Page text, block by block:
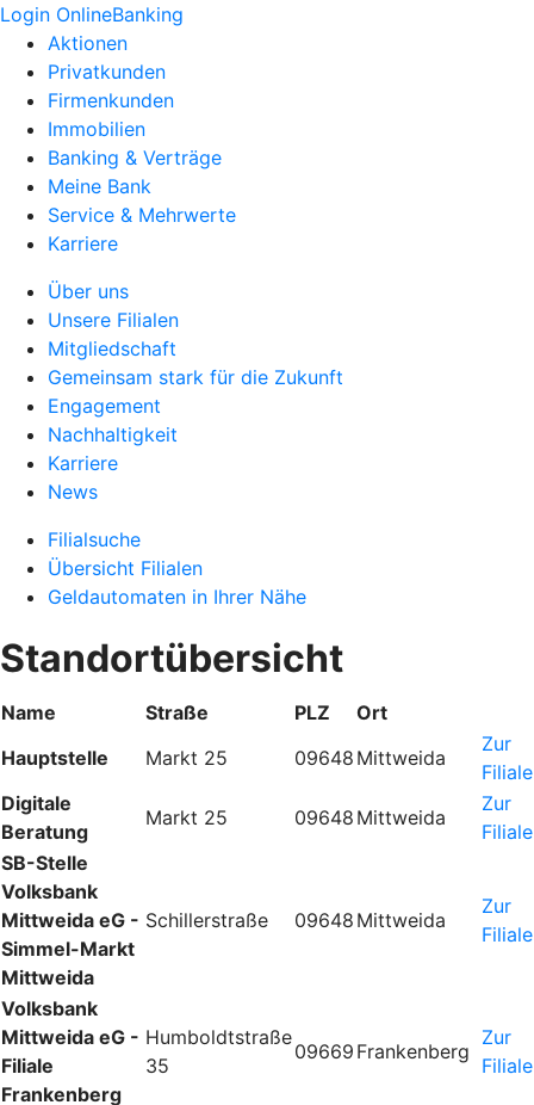
Login OnlineBanking
Aktionen
Privatkunden
Firmenkunden
Immobilien
Banking & Verträge
Meine Bank
Service & Mehrwerte
Karriere
Über uns
Unsere Filialen
Mitgliedschaft
Gemeinsam stark für die Zukunft
Engagement
Nachhaltigkeit
Karriere
News
Filialsuche
Übersicht Filialen
Geldautomaten in Ihrer Nähe
Standortübersicht
Name Straße PLZ
Ort
Hauptstelle
Markt 25 09648 Mittweida
Zur
Filiale
Digitale
Beratung
Markt 25 09648 Mittweida
Zur
Filiale
SB-Stelle
Volksbank
Mittweida eG -
Simmel-Markt
Mittweida
Schillerstraße 09648 Mittweida
Zur
Filiale
Volksbank
Mittweida eG -
Filiale
Frankenberg
Humboldtstraße
35
09669 Frankenberg
Zur
Filiale